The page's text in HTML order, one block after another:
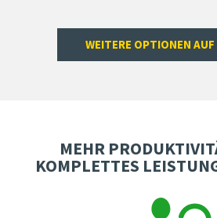
WEITERE OPTIONEN AUF
MEHR
KOMPLETTES